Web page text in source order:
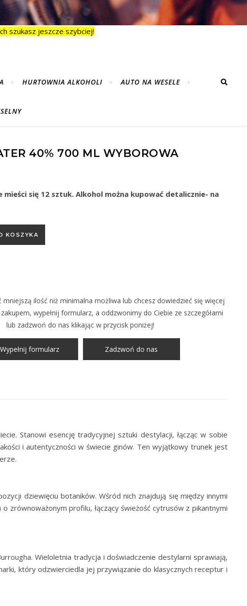
szukasz jeszcze szybciej!
HURTOWNIA ALKOHOLI AUTO NA WESELE
40% 700 ML WYBOROWA
się 12 sztuk. Alkohol można kupować detalicznie- na
40% 700 ml WYBOROWA
KOSZYKA
mniejszą ilość niż minimalna możliwa lub chcesz dowiedzieć się więcej
wypełnij formularz, a oddzwonimy do Ciebie ze szczegółami
lub zadzwoń do nas klikając w przycisk poniżej!
Wypełnij formularz Zadzwoń do nas
Stanowi esencję tradycyjnej sztuki destylacji, łącząc w sobie
i autentyczności w świecie ginów. Ten wyjątkowy trunek jest
dziewięciu botaników. Wśród nich znajdują się między innymi
zrównoważonym profilu, łączący świeżość cytrusów z pikantnymi
Wieloletnia tradycja i doświadczenie destylarni sprawiają,
który odzwierciedla jej przywiązanie do klasycznych receptur i